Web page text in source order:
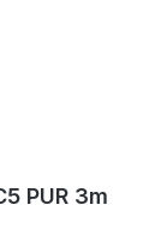
PUR 3m